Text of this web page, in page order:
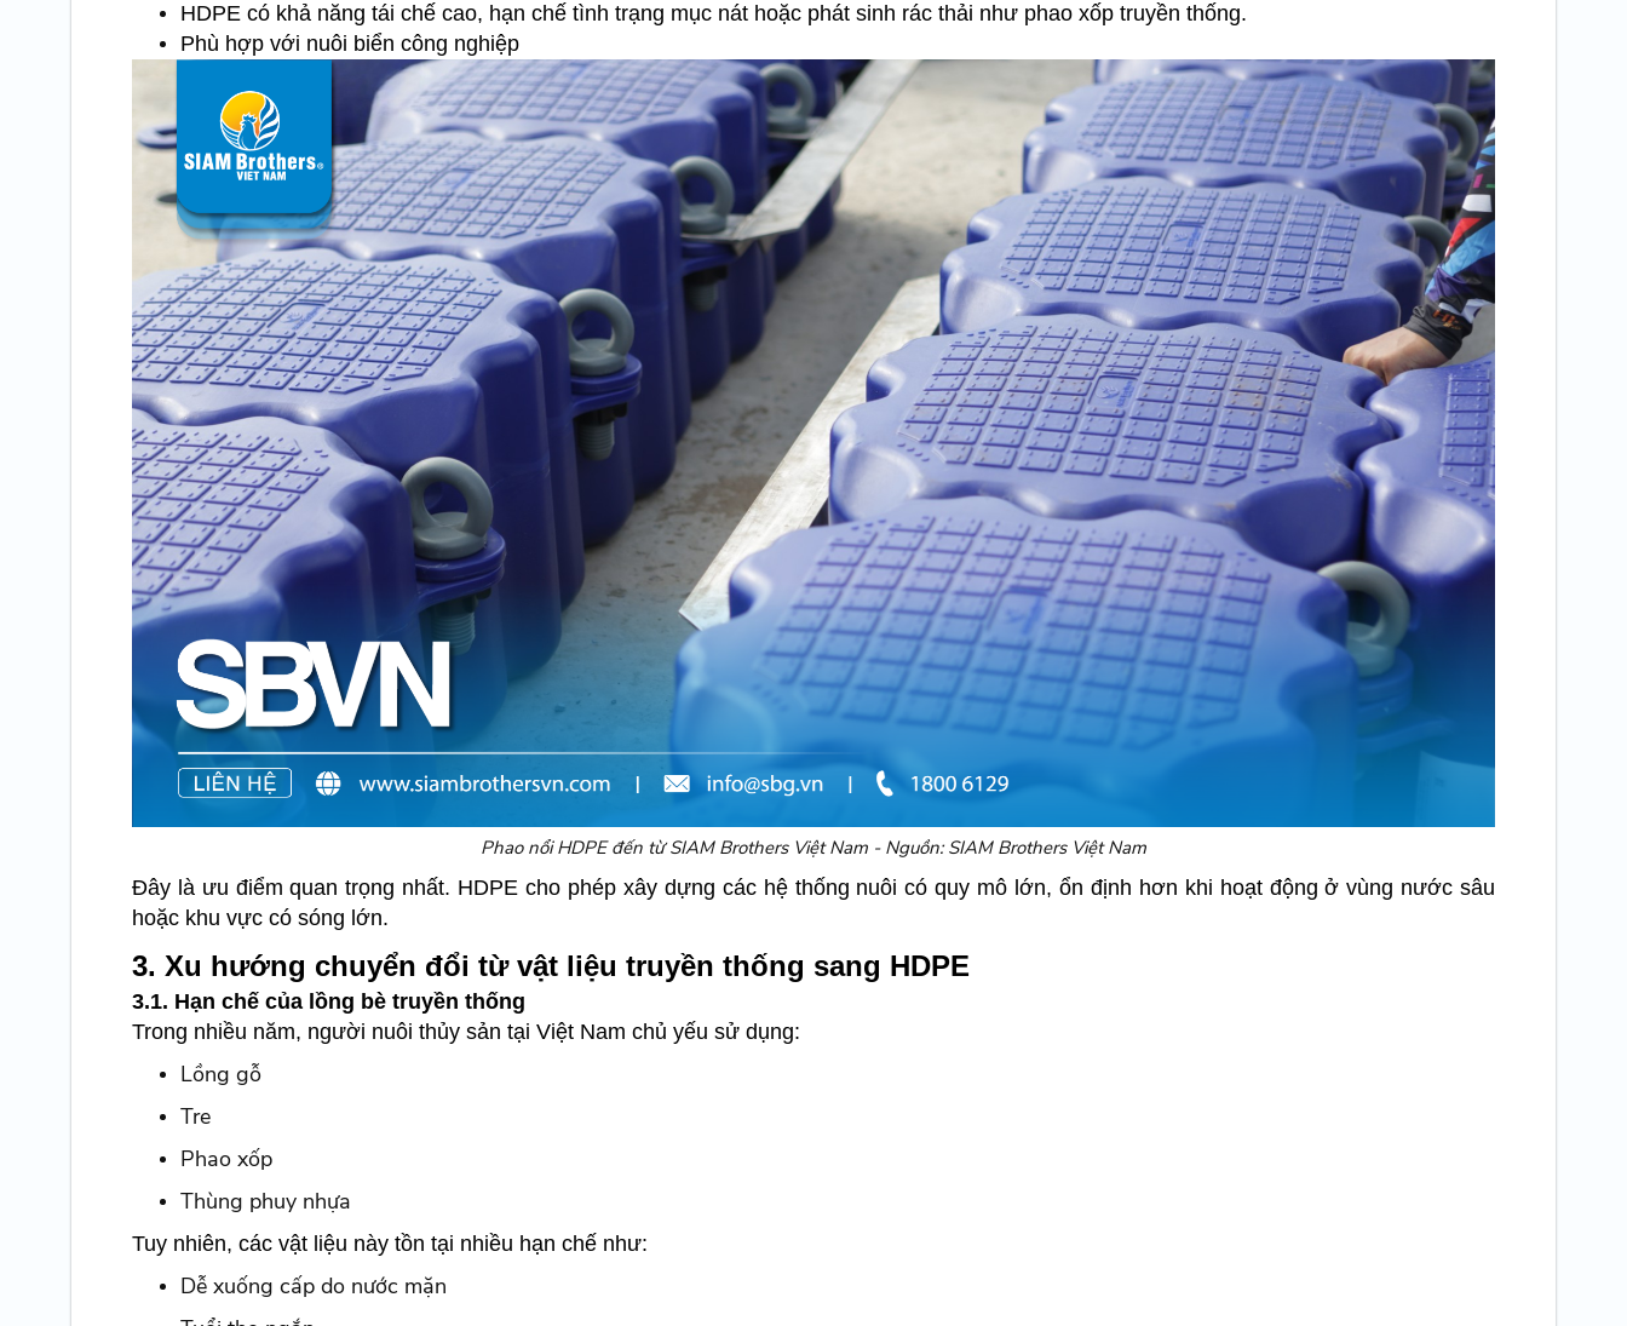
HDPE có khả năng tái chế cao, hạn chế tình trạng mục nát hoặc phát sinh rác thải như phao xốp truyền thống.
Phù hợp với nuôi biển công nghiệp
Phao nổi HDPE đến từ SIAM Brothers Việt Nam - Nguồn: SIAM Brothers Việt Nam
Đây là ưu điểm quan trọng nhất. HDPE cho phép xây dựng các hệ thống nuôi có quy mô lớn, ổn định hơn khi hoạt động ở vùng nước sâu
hoặc khu vực có sóng lớn.
3. Xu hướng chuyển đổi từ vật liệu truyền thống sang HDPE
3.1. Hạn chế của lồng bè truyền thống
Trong nhiều năm, người nuôi thủy sản tại Việt Nam chủ yếu sử dụng:
Lồng gỗ
Tre
Phao xốp
Thùng phuy nhựa
Tuy nhiên, các vật liệu này tồn tại nhiều hạn chế như:
Dễ xuống cấp do nước mặn